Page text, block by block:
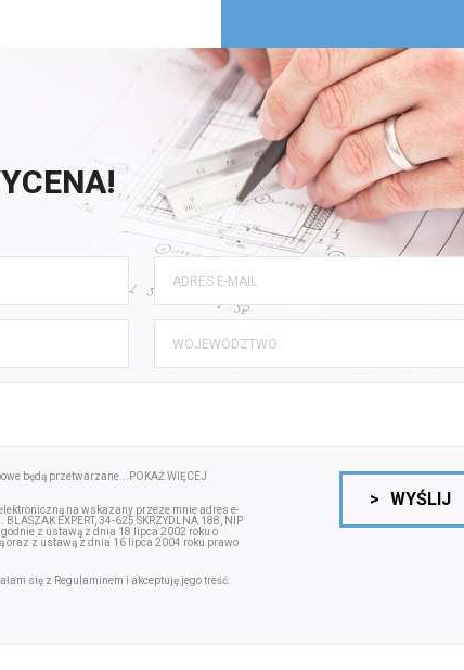
będą przetwarzane... POKAŻ WIĘCEJ
na wskazany przeze mnie adres e-
EXPERT, 34-625 SKRZYDLNA 188, NIP
z ustawą z dnia 18 lipca 2002 roku o
oraz z ustawą z dnia 16 lipca 2004 roku prawo
się z Regulaminem i akceptuję jego treść.
> WYŚLIJ